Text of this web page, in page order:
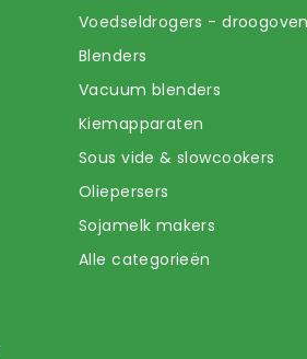
Voedseldrogers -
Blenders
Vacuum blenders
Kiemapparaten
Sous vide & slowcookers
Oliepersers
Sojamelk makers
Alle categorieën